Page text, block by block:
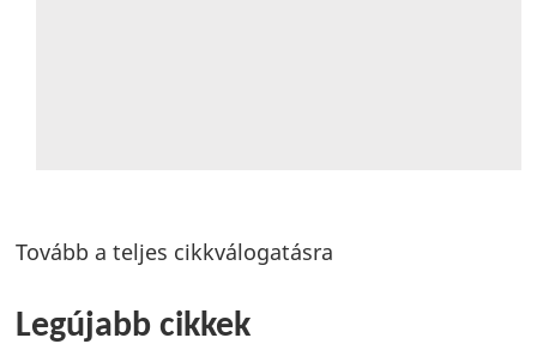
Tovább a teljes cikkválogatásra
Legújabb cikkek